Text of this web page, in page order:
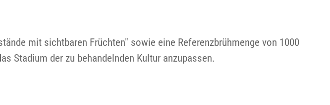
mit sichtbaren Früchten" sowie eine Referenzbrühmenge von 1000
Stadium der zu behandelnden Kultur anzupassen.